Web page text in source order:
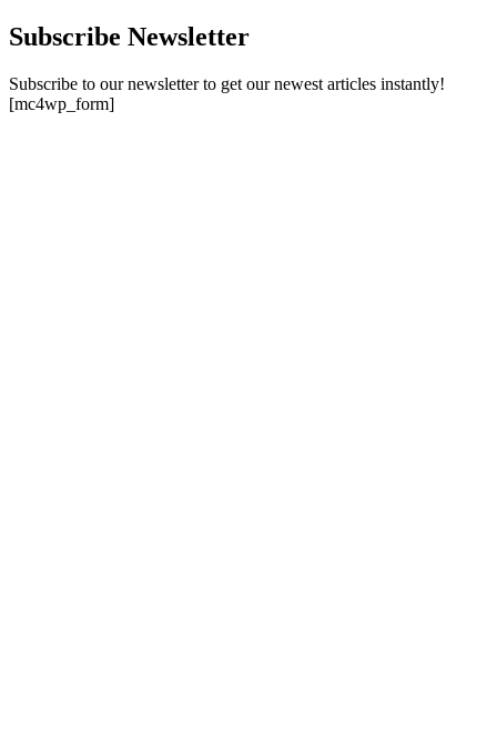
Subscribe Newsletter
Subscribe to our newsletter to get our newest articles instantly!
[mc4wp_form]